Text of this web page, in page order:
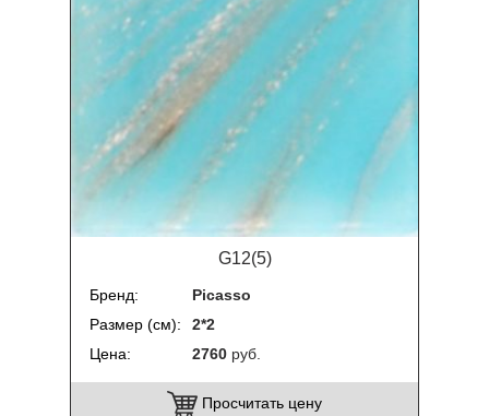
G12(5)
Бренд
Picasso
Размер (см)
2*2
Цена
2760 руб.
Просчитать цену